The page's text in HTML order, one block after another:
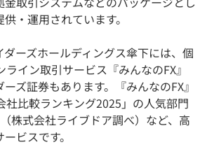
・運用されています。
ーズホールディングス傘下には、個
イン取引サービス『みんなのFX』
ズ証券もあります。『みんなのFX』
社比較ランキング2025」の人気部門
株式会社ライブドア調べ）など、高
ビスです。